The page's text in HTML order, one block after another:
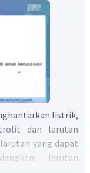
listrik,
dan larutan
yang dapat
larutan